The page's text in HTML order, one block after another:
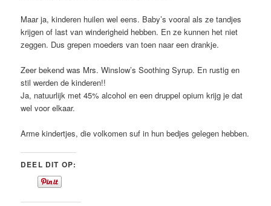
Maar ja, kinderen huilen wel eens. Baby’s vooral als ze tandjes
krijgen of last van winderigheid hebben. En ze kunnen het niet
zeggen. Dus grepen moeders van toen naar een drankje.
Zeer bekend was Mrs. Winslow’s Soothing Syrup. En rustig en
stil werden de kinderen!!
Ja, natuurlijk met 45% alcohol en een druppel opium krijg je dat
wel voor elkaar.
Arme kindertjes, die volkomen suf in hun bedjes gelegen hebben.
DEEL DIT OP: